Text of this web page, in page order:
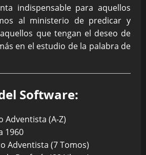
indispensable para aquellos
al ministerio de predicar y
que tengan el deseo de
en el estudio de la palabra de
Software:
Adventista (A-Z)
1960
Adventista (7 Tomos)